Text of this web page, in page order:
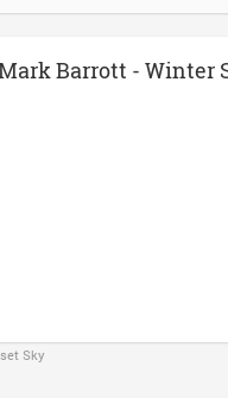
Barrott - Winter
Sky